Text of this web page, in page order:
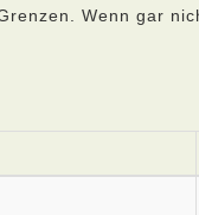
Wenn gar